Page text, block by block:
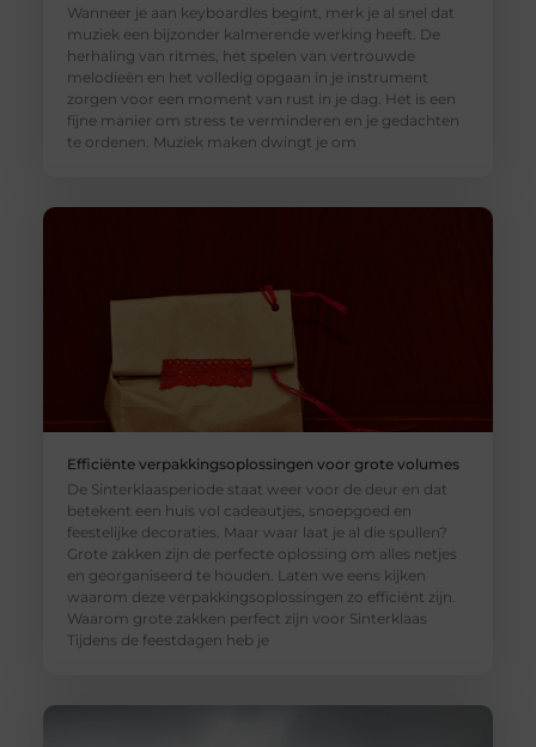
Wanneer je aan keyboardles begint, merk je al snel dat
muziek een bijzonder kalmerende werking heeft. De
herhaling van ritmes, het spelen van vertrouwde
melodieën en het volledig opgaan in je instrument
zorgen voor een moment van rust in je dag. Het is een
fijne manier om stress te verminderen en je gedachten
te ordenen. Muziek maken dwingt je om
Efficiënte verpakkingsoplossingen voor grote volumes
De Sinterklaasperiode staat weer voor de deur en dat
betekent een huis vol cadeautjes, snoepgoed en
feestelijke decoraties. Maar waar laat je al die spullen?
Grote zakken zijn de perfecte oplossing om alles netjes
en georganiseerd te houden. Laten we eens kijken
waarom deze verpakkingsoplossingen zo efficiënt zijn.
Waarom grote zakken perfect zijn voor Sinterklaas
Tijdens de feestdagen heb je